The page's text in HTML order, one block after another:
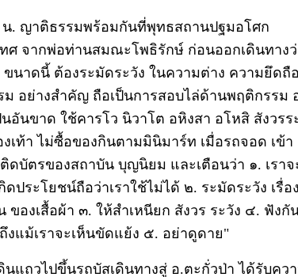
น. ญาติธรรมพร้อมกันที่พุทธสถานปฐมอโศก
ศ จากพ่อท่านสมณะโพธิรักษ์ ก่อนออกเดินทาง
ขนาดนี้ ต้องระมัดระวัง ในความต่าง ความยึดถื
อย่างสำคัญ ถือเป็นการสอบไล่ด้านพฤติกรรม
อันขาด ใช้คารโว นิวาโต อหิงสา อโหสิ สังวรร
งเท้า ไม่ซื้อของกินตามมินิมาร์ท เมื่อรถจอด เข้า
บัตรของสถาบัน บุญนิยม และเตือนว่า ๑. เราจ
ดประโยชน์ถือว่าเราใช้ไม่ได้ ๒. ระมัดระวัง เรื่อง
ของเสื้อผ้า ๓. ให้สำเหนียก สังวร ระวัง ๔. ฟังกั
งแม้เราจะเห็นขัดแย้ง ๕. อย่าดูดาย"
นแถวไปขึ้นรถบัสเดินทางสู่ อ.ตะกั่วป่า ได้รับคว